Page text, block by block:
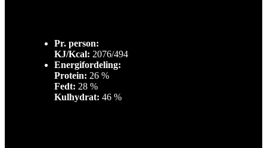
Pr. person:
KJ/Kcal: 2076/494
Energifordeling:
Protein: 26 %
Fedt: 28 %
Kulhydrat: 46 %